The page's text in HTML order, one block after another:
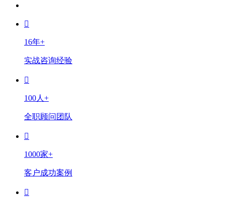
16年+
实战咨询经验
100人+
全职顾问团队
1000家+
客户成功案例